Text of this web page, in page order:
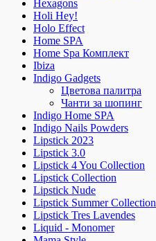
Hexagons
Holi Hey!
Holo Effect
Home SPA
Home Spa Комплект
Ibiza
Indigo Gadgets
Цветова палитра
Чанти за шопинг
Indigo Home SPA
Indigo Nails Powders
Lipstick 2023
Lipstick 3.0
Lipstick 4 You Collection
Lipstick Collection
Lipstick Nude
Lipstick Summer Collection
Lipstick Tres Lavendes
Liquid - Monomer